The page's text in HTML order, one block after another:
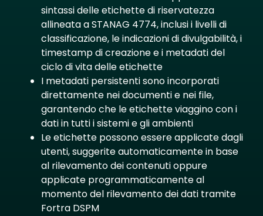
sintassi delle etichette di riservatezza
allineata a STANAG 4774, inclusi i livelli di
classificazione, le indicazioni di divulgabilità, i
timestamp di creazione e i metadati del
ciclo di vita delle etichette
I metadati persistenti sono incorporati
direttamente nei documenti e nei file,
garantendo che le etichette viaggino con i
dati in tutti i sistemi e gli ambienti
Le etichette possono essere applicate dagli
utenti, suggerite automaticamente in base
al rilevamento dei contenuti oppure
applicate programmaticamente al
momento del rilevamento dei dati tramite
Fortra DSPM